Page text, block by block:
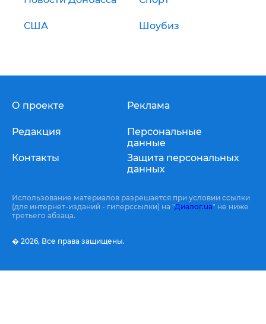
США Шоубиз
О проекте
Редакция
Контакты
Реклама
Персональные
данные
Защита персональных
данных
Использование материалов разрешается при условии ссылки
(для интернет-изданий - гиперссылки) на "Диалог.ua" не ниже
третьего абзаца.
� 2026, Все права защищены.